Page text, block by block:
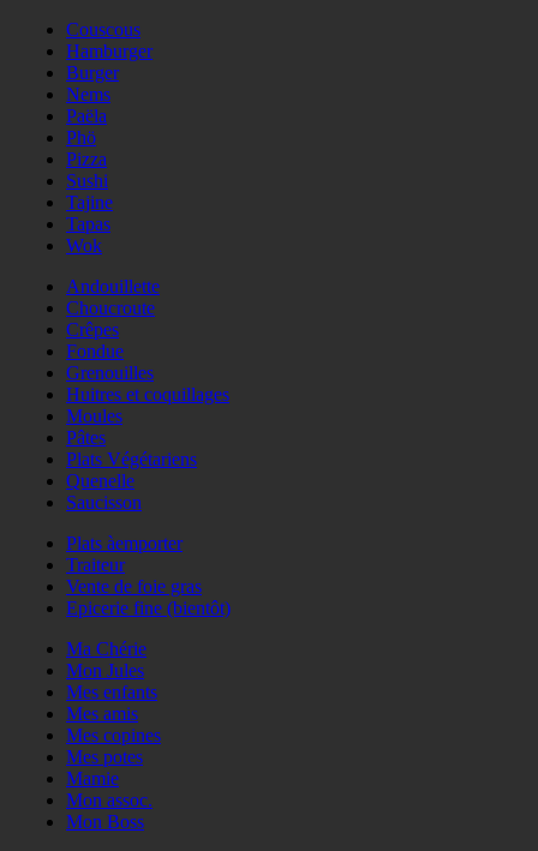
Couscous
Hamburger
Burger
Nems
Paëla
Phö
Pizza
Sushi
Tajine
Tapas
Wok
Andouillette
Choucroute
Crêpes
Fondue
Grenouilles
Huitres et coquillages
Moules
Pâtes
Plats Végétariens
Quenelle
Saucisson
Plats àemporter
Traiteur
Vente de foie gras
Epicerie fine (bientôt)
Ma Chérie
Mon Jules
Mes enfants
Mes amis
Mes copines
Mes potes
Mamie
Mon assoc.
Mon Boss